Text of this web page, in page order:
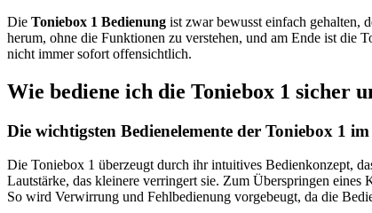
Die Toniebox 1 Bedienung ist zwar bewusst einfach gehalten,
herum, ohne die Funktionen zu verstehen, und am Ende ist die
nicht immer sofort offensichtlich.
Wie bediene ich die Toniebox 1 sicher
Die wichtigsten Bedienelemente der Toniebox 1
Die Toniebox 1 überzeugt durch ihr intuitives Bedienkonzept,
Lautstärke, das kleinere verringert sie. Zum Überspringen
So wird Verwirrung und Fehlbedienung vorgebeugt, da die